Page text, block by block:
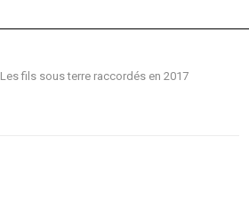
Les fils sous terre raccordés en 2017